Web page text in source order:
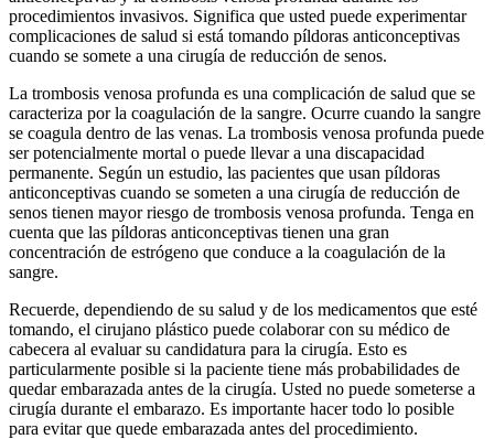
procedimientos invasivos. Significa que usted puede experimentar
complicaciones de salud si está tomando píldoras anticonceptivas
cuando se somete a una cirugía de reducción de senos.
La trombosis venosa profunda es una complicación de salud que se
caracteriza por la coagulación de la sangre. Ocurre cuando la sangre
se coagula dentro de las venas. La trombosis venosa profunda puede
ser potencialmente mortal o puede llevar a una discapacidad
permanente. Según un estudio, las pacientes que usan píldoras
anticonceptivas cuando se someten a una cirugía de reducción de
senos tienen mayor riesgo de trombosis venosa profunda. Tenga en
cuenta que las píldoras anticonceptivas tienen una gran
concentración de estrógeno que conduce a la coagulación de la
sangre.
Recuerde, dependiendo de su salud y de los medicamentos que esté
tomando, el cirujano plástico puede colaborar con su médico de
cabecera al evaluar su candidatura para la cirugía. Esto es
particularmente posible si la paciente tiene más probabilidades de
quedar embarazada antes de la cirugía. Usted no puede someterse a
cirugía durante el embarazo. Es importante hacer todo lo posible
para evitar que quede embarazada antes del procedimiento.